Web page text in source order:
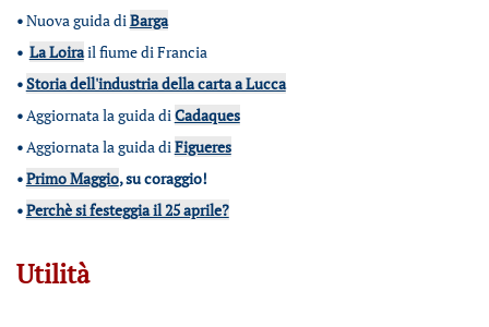
•Nuova guida diBarga
• La Loirail fiume di Francia
•Storia dell'industria della carta a Lucca
•Aggiornata la guida diCadaques
•Aggiornata la guida diFigueres
•Primo Maggio, su coraggio!
•Perchè si festeggia il 25 aprile?
Utilità